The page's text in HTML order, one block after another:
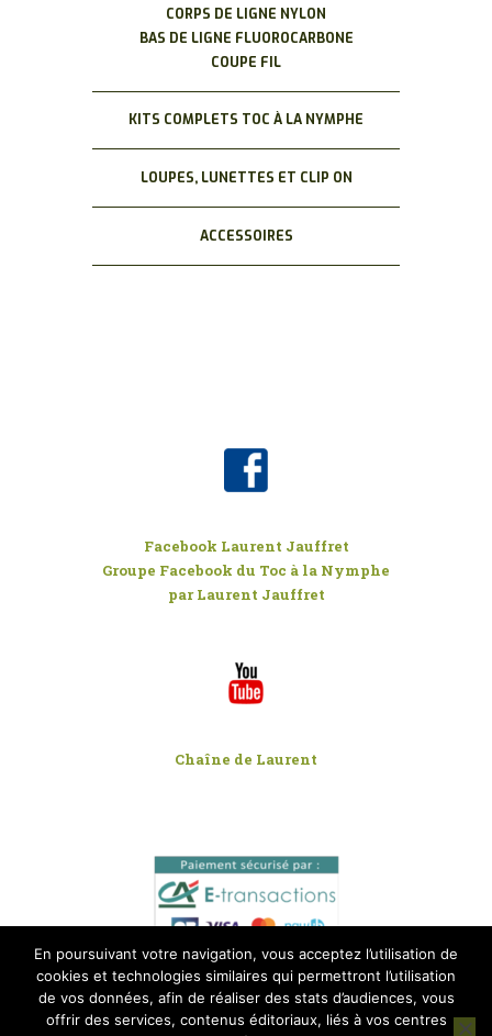
BAS DE LIGNE FLUOROCARBONE
CORPS DE LIGNE NYLON
COUPE FIL
KITS COMPLETS TOC À LA NYMPHE
LOUPES, LUNETTES ET CLIP ON
ACCESSOIRES
Facebook Laurent Jauffret
Groupe Facebook du Toc à la Nymphe
par Laurent Jauffret
Chaîne de Laurent
En poursuivant votre navigation, vous acceptez l’utilisation de
cookies et technologies similaires qui permettront l’utilisation
de vos données, afin de réaliser des stats d’audiences, vous
offrir des services, contenus éditoriaux, liés à vos centres